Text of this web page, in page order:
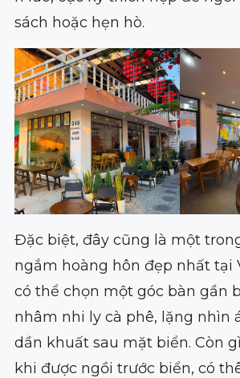
sách hoặc hẹn hò.
Đặc biệt, đây cũng là một
ngắm hoàng hôn đẹp nhất tại
có thể chọn một góc bàn gần
nhâm nhi ly cà phê, lặng nhìn
dần khuất sau mặt biển. Còn
khi được ngồi trước biển, có